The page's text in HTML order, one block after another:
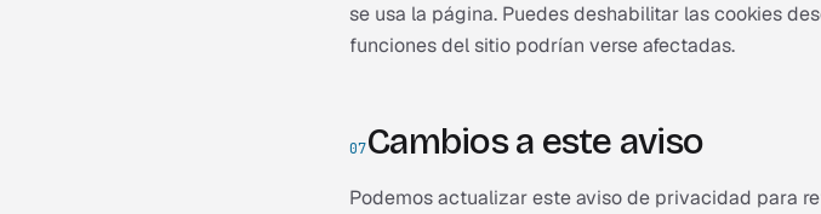
se usa la página. Puedes deshabilitar las cookies
funciones del sitio podrían verse afectadas.
07Cambios a este aviso
Podemos actualizar este aviso de privacidad para